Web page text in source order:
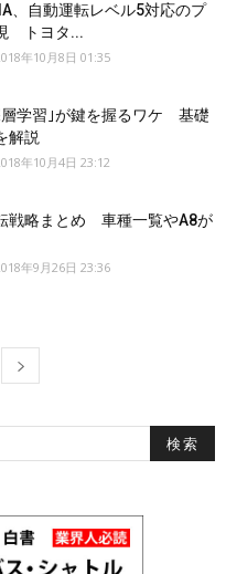
、自動運転レベル5対応のプ
トヨタ...
年10月8日 01:35
層学習｣が鍵を握るワケ 基礎
解説
年10月4日 23:12
戦略まとめ 車種一覧やA8が
年9月26日 23:36